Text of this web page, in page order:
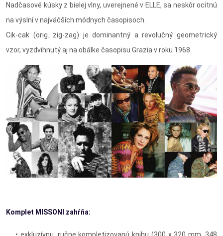
Nadčasové kúsky z bielej vlny, uverejnené v ELLE, sa neskôr ocitnú
na výslní v najväčších módnych časopisoch.
Cik-cak (orig. zig-zag) je dominantný a revolučný geometrický
vzor, vyzdvihnutý aj na obálke časopisu Grazia v roku 1968.
Komplet MISSONI zahŕňa: